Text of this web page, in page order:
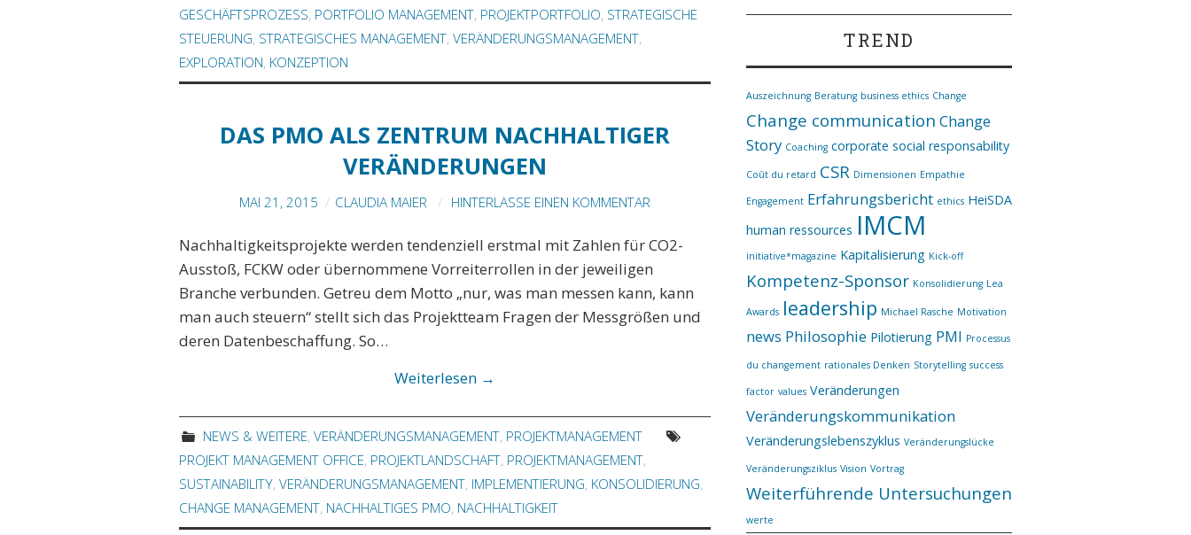
GESCHÄFTSPROZESS, PORTFOLIO MANAGEMENT, PROJEKTPORTFOLIO, STRATEGISCHE
STEUERUNG, STRATEGISCHES MANAGEMENT, VERÄNDERUNGSMANAGEMENT,
EXPLORATION, KONZEPTION
DAS PMO ALS ZENTRUM NACHHALTIGER
VERÄNDERUNGEN
MAI 21, 2015 CLAUDIA MAIER HINTERLASSE EINEN KOMMENTAR
Nachhaltigkeitsprojekte werden tendenziell erstmal mit Zahlen für CO2-
Ausstoß, FCKW oder übernommene Vorreiterrollen in der jeweiligen
Branche verbunden. Getreu dem Motto „nur, was man messen kann, kann
man auch steuern“ stellt sich das Projektteam Fragen der Messgrößen und
deren Datenbeschaffung. So…
Weiterlesen →
NEWS & WEITERE,VERÄNDERUNGSMANAGEMENT, PROJEKTMANAGEMENT
PROJEKT MANAGEMENT OFFICE, PROJEKTLANDSCHAFT, PROJEKTMANAGEMENT,
SUSTAINABILITY, VERÄNDERUNGSMANAGEMENT, IMPLEMENTIERUNG, KONSOLIDIERUNG,
CHANGE MANAGEMENT, NACHHALTIGES PMO, NACHHALTIGKEIT
TREND
Auszeichnung Beratung business ethics Change
Change communication Change
Story Coaching corporate social responsability
Coût du retard CSR Dimensionen Empathie
Engagement Erfahrungsbericht ethics HeiSDA
human ressources IMCM
initiative*magazine Kapitalisierung Kick-off
Kompetenz-Sponsor Konsolidierung Lea
Awards leadership Michael Rasche Motivation
news Philosophie Pilotierung PMI Processus
du changement rationales Denken Storytelling success
factor values Veränderungen
Veränderungskommunikation
Veränderungslebenszyklus Veränderungslücke
Veränderungsziklus Vision Vortrag
Weiterführende Untersuchungen
werte